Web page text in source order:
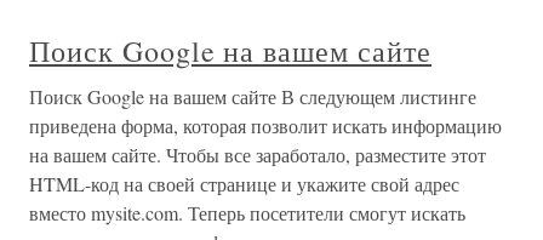
Поиск Google на вашем сайте
Поиск Google на вашем сайте В следующем листинге
приведена форма, которая позволит искать информацию
на вашем сайте. Чтобы все заработало, разместите этот
HTML-код на своей странице и укажите свой адрес
вместо mysite.com. Теперь посетители смогут искать